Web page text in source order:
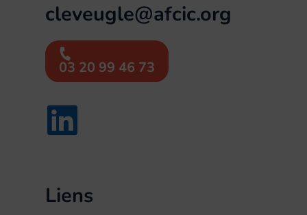
cleveugle@afcic.org
03 20 99 46 73
Liens